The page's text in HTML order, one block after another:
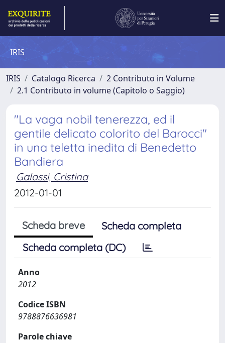
IRIS
IRIS Catalogo Ricerca
2 Contributo in Volume
2.1 Contributo in volume (Capitolo o Saggio)
"La vaga nobil tenerezza, ed il
gentile delicato colorito del Barocci"
in una teletta inedita di Benedetto
Bandiera
Galassi, Cristina
2012-01-01
Scheda breve
Scheda completa
Scheda completa (DC)
Anno
2012
Codice ISBN
9788876636981
Parole chiave